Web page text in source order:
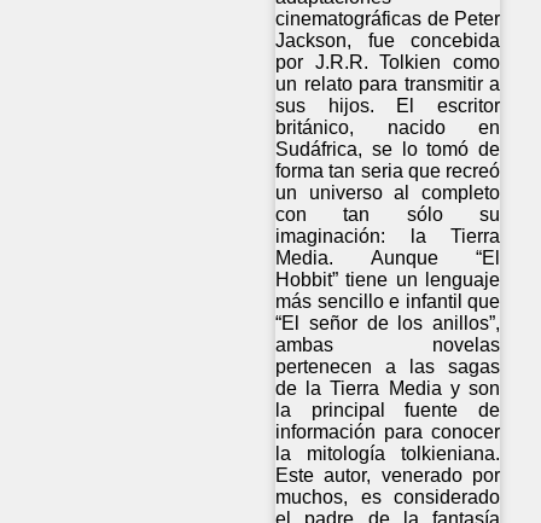
cinematográficas de Peter
Jackson, fue concebida
por J.R.R. Tolkien como
un relato para transmitir a
sus hijos. El escritor
británico, nacido en
Sudáfrica, se lo tomó de
forma tan seria que recreó
un universo al completo
con tan sólo su
imaginación: la Tierra
Media. Aunque “El
Hobbit” tiene un lenguaje
más sencillo e infantil que
“El señor de los anillos”,
ambas novelas
pertenecen a las sagas
de la Tierra Media y son
la principal fuente de
información para conocer
la mitología tolkieniana.
Este autor, venerado por
muchos, es considerado
el padre de la fantasía